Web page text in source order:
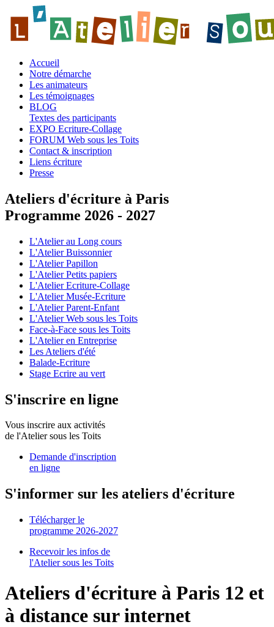
Accueil
Notre démarche
Les animateurs
Les témoignages
BLOG
Textes des participants
EXPO Ecriture-Collage
FORUM Web sous les Toits
Contact & inscription
Liens écriture
Presse
Ateliers d'écriture à Paris
Programme 2026 - 2027
L'Atelier au Long cours
L'Atelier Buissonnier
L'Atelier Papillon
L'Atelier Petits papiers
L'Atelier Ecriture-Collage
L'Atelier Musée-Ecriture
L'Atelier Parent-Enfant
L'Atelier Web sous les Toits
Face-à-Face sous les Toits
L'Atelier en Entreprise
Les Ateliers d'été
Balade-Ecriture
Stage Ecrire au vert
S'inscrire en ligne
Vous inscrire aux activités
de l'Atelier sous les Toits
Demande d'inscription
en ligne
S'informer sur les ateliers d'écriture
Télécharger le
programme 2026-2027
Recevoir les infos de
l'Atelier sous les Toits
Ateliers d'écriture à Paris 12 et
à distance sur internet